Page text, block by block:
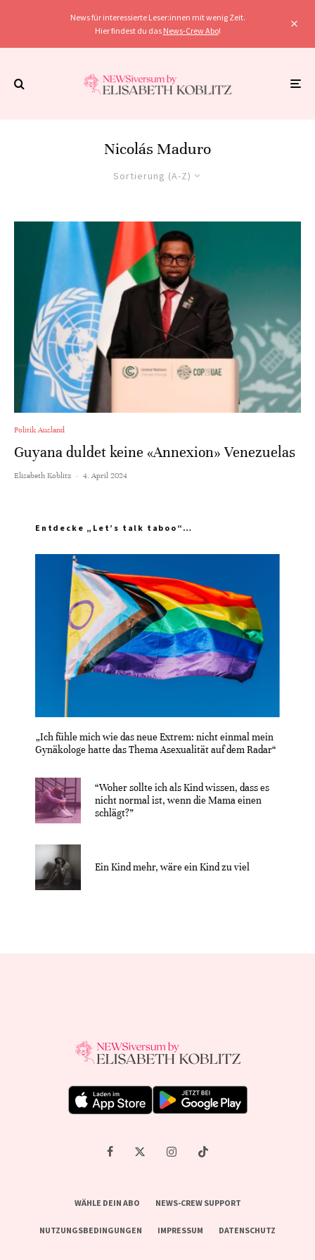
News für interessierte Leser:innen mit wenig Zeit.
Hier findest du das News-Crew Abo!
Nicolás Maduro
Sortierung (A-Z)
Politik Ausland
Guyana duldet keine «Annexion» Venezuelas
Elisabeth Koblitz · 4. April 2024
Entdecke „Let’s talk taboo“…
„Ich fühle mich wie das neue Extrem: nicht einmal mein
Gynäkologe hatte das Thema Asexualität auf dem Radar“
“Woher sollte ich als Kind wissen, dass es
nicht normal ist, wenn die Mama einen
schlägt?”
Ein Kind mehr, wäre ein Kind zu viel
WÄHLE DEIN ABO NEWS-CREW SUPPORT
NUTZUNGSBEDINGUNGEN IMPRESSUM DATENSCHUTZ